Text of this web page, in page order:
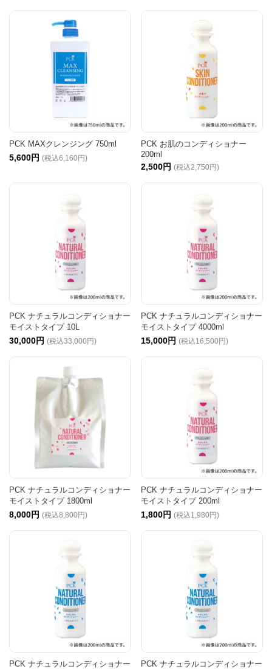
PCK MAXクレンジング 750ml
5,600円 (税込6,160円)
PCK お肌のコンディショナー
200ml
2,500円 (税込2,750円)
PCK ナチュラルコンディショナー
モイストタイプ 10L
30,000円 (税込33,000円)
PCK ナチュラルコンディショナー
モイストタイプ 4000ml
15,000円 (税込16,500円)
PCK ナチュラルコンディショナー
モイストタイプ 1800ml
8,000円 (税込8,800円)
PCK ナチュラルコンディショナー
モイストタイプ 200ml
1,800円 (税込1,980円)
PCK ナチュラルコンディショナー
PCK ナチュラルコンディショナー